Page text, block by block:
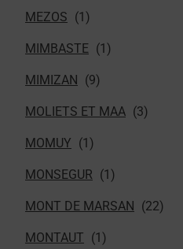
MEZOS
MIMBASTE
MIMIZAN
MOLIETS ET MAA
MOMUY
MONSEGUR
MONT DE MARSAN
MONTAUT